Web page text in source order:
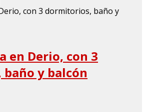
en Derio, con 3
y balcón